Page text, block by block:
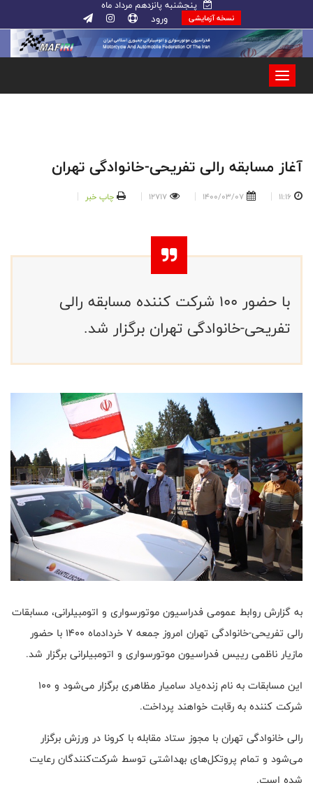
پنجشنبه پانزدهم مرداد ماه
نسخه آزمایشی ورود
آغاز مسابقه رالی تفریحی-خانوادگی تهران
11:16
1400/03/07
12717 چاپ خبر
با حضور ۱۰۰ شرکت کننده مسابقه رالی
تفریحی-خانوادگی تهران برگزار شد.
به گزارش روابط عمومی فدراسیون موتورسواری و اتومبیلرانی، مسابقات
رالی تفریحی-خانوادگی تهران امروز جمعه ۷ خردادماه ۱۴۰۰ با حضور
مازیار ناظمی رییس فدراسیون موتورسواری و اتومبیلرانی برگزار شد.
این مسابقات به نام زنده‌یاد سامیار مظاهری برگزار می‌شود و ۱۰۰
شرکت کننده به رقابت خواهند پرداخت.
رالی خانوادگی تهران با مجوز ستاد مقابله با کرونا در ورزش برگزار
می‌شود و تمام پروتکل‌های بهداشتی توسط شرکت‌کنندگان رعایت
شده است.